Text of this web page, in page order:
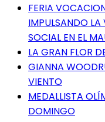
FERIA
IMPULSANDO
SOCIAL EN EL
LA GRAN FLOR
GIANNA
VIENTO
MEDALLISTA
DOMINGO